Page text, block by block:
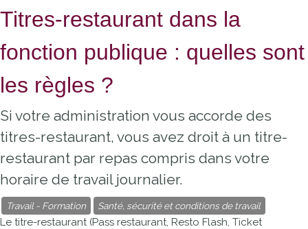
Titres-restaurant dans la
fonction publique : quelles sont
les règles ?
Si votre administration vous accorde des
titres-restaurant, vous avez droit à un titre-
restaurant par repas compris dans votre
horaire de travail journalier.
Travail - Formation Santé, sécurité et conditions de travail
Le titre-restaurant (Pass restaurant, Resto Flash, Ticket